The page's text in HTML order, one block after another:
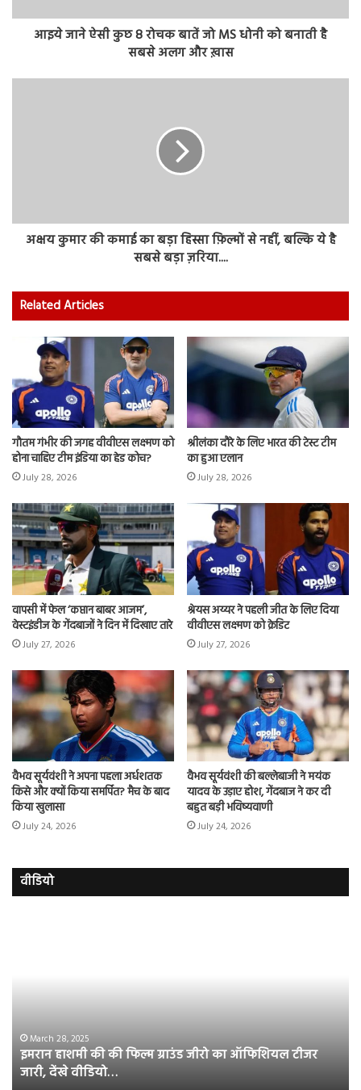
आइये जाने ऐसी कुछ 8 रोचक बातें जो MS धोनी को बनाती है
सबसे अलग और ख़ास
अक्षय कुमार की कमाई का बड़ा हिस्सा फ़िल्मों से नहीं, बल्कि ये है
सबसे बड़ा ज़रिया....
Related Articles
गौतम गंभीर की जगह वीवीएस लक्ष्मण को
होना चाहिए टीम इंडिया का हेड कोच?
July 28, 2026
श्रीलंका दौरे के लिए भारत की टेस्ट टीम
का हुआ एलान
July 28, 2026
वापसी में फेल ‘कप्तान बाबर आजम’,
वेस्टइंडीज के गेंदबाजों ने दिन में दिखाए तारे
July 27, 2026
श्रेयस अय्यर ने पहली जीत के लिए दिया
वीवीएस लक्ष्मण को क्रेडिट
July 27, 2026
वैभव सूर्यवंशी ने अपना पहला अर्धशतक
किसे और क्‍यों किया समर्पित? मैच के बाद
किया खुलासा
July 24, 2026
वैभव सूर्यवंशी की बल्लेबाजी ने मयंक
यादव के उड़ाए होश, गेंदबाज ने कर दी
बहुत बड़ी भविष्यवाणी
July 24, 2026
वीडियो
का
ऑफिशियल
टीजर
March 28, 2025
इमरान हाशमी की की फिल्म ग्राउंड जीरो का ऑफिशियल टीजर
जारी, देंखे वीडियो…